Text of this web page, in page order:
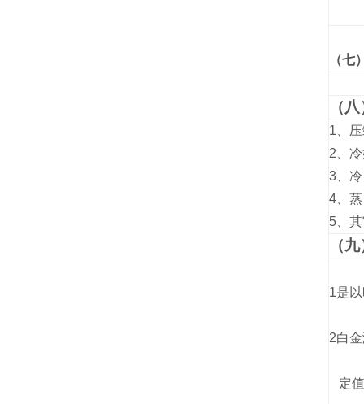
（七
（
1、
2、
3、冷
4、蒸
5 、
（
1是
2白
定